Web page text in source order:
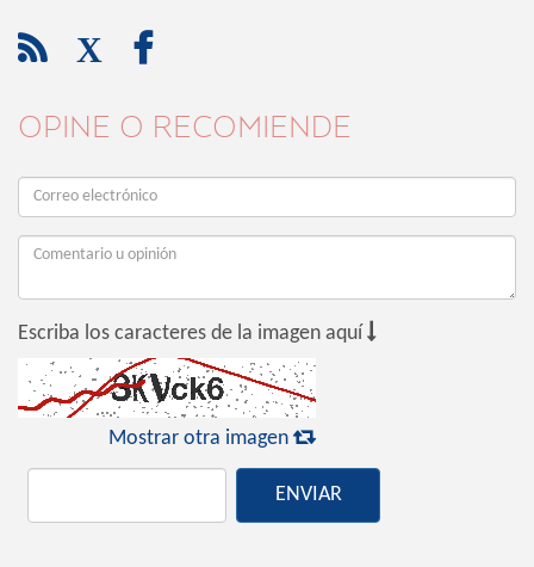
 X 
OPINE O RECOMIENDE
Escriba los caracteres de la imagen aquí 
Mostrar otra imagen 
ENVIAR